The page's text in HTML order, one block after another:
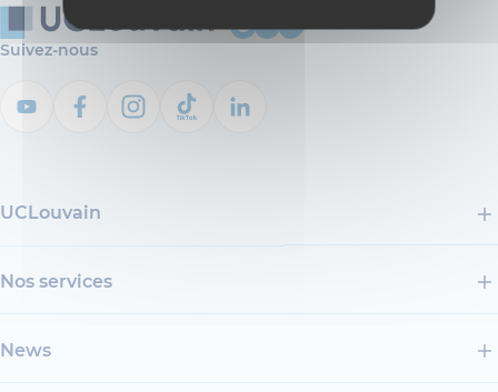
Suivez-nous
UCLouvain
Nos services
News